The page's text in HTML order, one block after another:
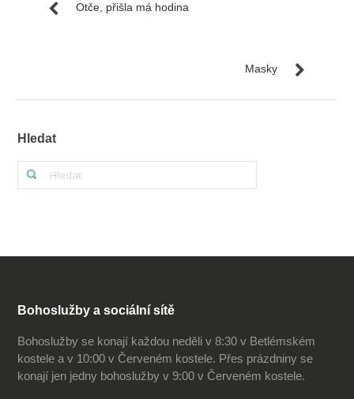
Otče, přišla má hodina
Masky
Hledat
Bohoslužby a sociální sítě
Bohoslužby se konají každou neděli v 8:30 v Betlémském
kostele a v 10:00 v Červeném kostele. Přes prázdniny se
konají jen jedny bohoslužby v 9:00 v Červeném kostele.